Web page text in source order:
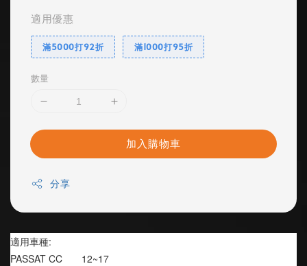
適用優惠
滿5000打92折 滿1000打95折
數量
加入購物車
分享
適用車種:
PASSAT CC       12~17